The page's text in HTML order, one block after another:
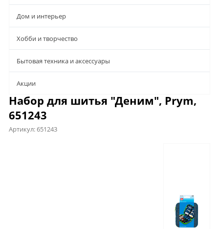
Дом и интерьер
Хобби и творчество
Бытовая техника и аксессуары
Aкции
Набор для шитья "Деним", Prym,
651243
Артикул:651243